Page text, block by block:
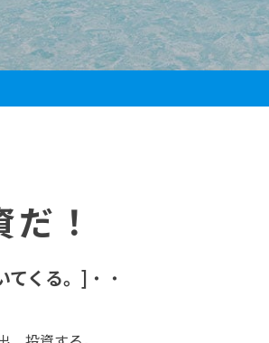
だ！
てくる。] ・・